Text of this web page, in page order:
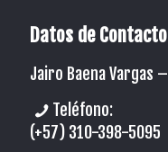
Datos de Contacto
Jairo Baena Vargas –
Teléfono:
(+57) 310-398-5095